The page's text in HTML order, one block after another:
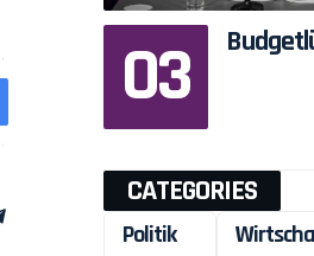
CATEGORIES
Politik